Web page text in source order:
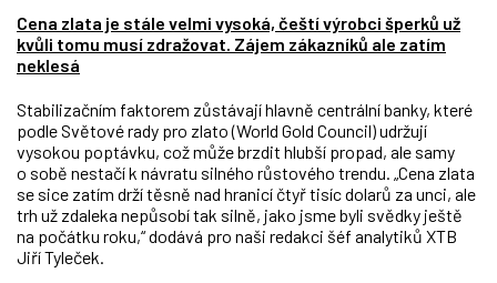
Cena zlata je stále velmi vysoká, čeští výrobci šperků už
kvůli tomu musí zdražovat. Zájem zákazníků ale zatím
neklesá
Stabilizačním faktorem zůstávají hlavně centrální banky, které
podle Světové rady pro zlato (World Gold Council) udržují
vysokou poptávku, což může brzdit hlubší propad, ale samy
o sobě nestačí k návratu silného růstového trendu. „Cena zlata
se sice zatím drží těsně nad hranicí čtyř tisíc dolarů za unci, ale
trh už zdaleka nepůsobí tak silně, jako jsme byli svědky ještě
na počátku roku,“ dodává pro naši redakci šéf analytiků XTB
Jiří Tyleček.